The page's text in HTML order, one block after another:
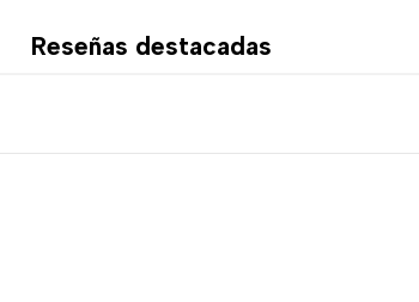
software y modo de
Reseñas destacadas